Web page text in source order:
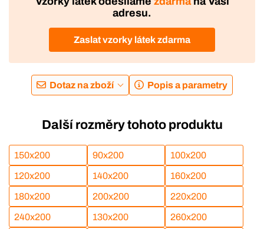
adresu.
Zaslat vzorky látek zdarma
Dotaz na zboží Popis a parametry
Další rozměry tohoto produktu
150x200 90x200 100x200
120x200 140x200 160x200
180x200 200x200 220x200
240x200 130x200 260x200